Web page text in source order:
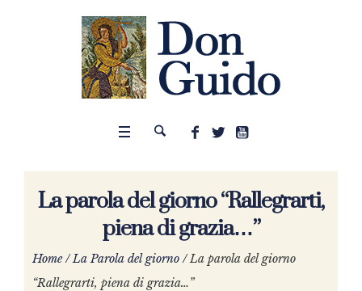
La parola del giorno “Rallegrarti,
piena di grazia…”
Home /La Parola del giorno /La parola del giorno
“Rallegrarti, piena di grazia…”